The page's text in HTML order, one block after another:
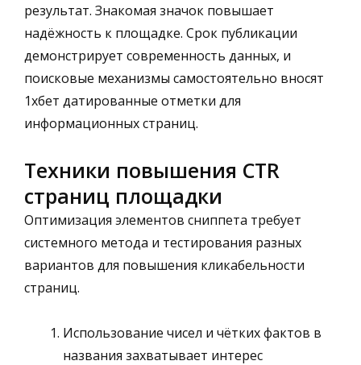
результат. Знакомая значок повышает
надёжность к площадке. Срок публикации
демонстрирует современность данных, и
поисковые механизмы самостоятельно вносят
1хбет датированные отметки для
информационных страниц.
Техники повышения CTR
страниц площадки
Оптимизация элементов сниппета требует
системного метода и тестирования разных
вариантов для повышения кликабельности
страниц.
Использование чисел и чётких фактов в
названия захватывает интерес